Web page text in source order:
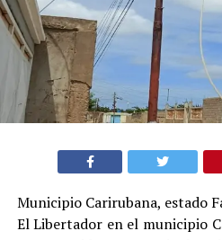
Municipio Carirubana, estado
El Libertador en el municipio